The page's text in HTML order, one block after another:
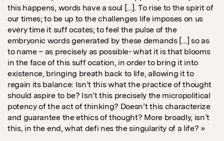
this happens, words have a soul […]. To rise to the spirit of
our times; to be up to the challenges life imposes on us
every time it suff ocates; to feel the pulse of the
embryonic words generated by these demands […] so as
to name – as precisely as possible- what it is that blooms
in the face of this suff ocation, in order to bring it into
existence, bringing breath back to life, allowing it to
regain its balance: Isn’t this what the practice of thought
should aspire to be? Isn’t this precisely the micropolitical
potency of the act of thinking? Doesn’t this characterize
and guarantee the ethics of thought? More broadly, isn’t
this, in the end, what defi nes the singularity of a life? »